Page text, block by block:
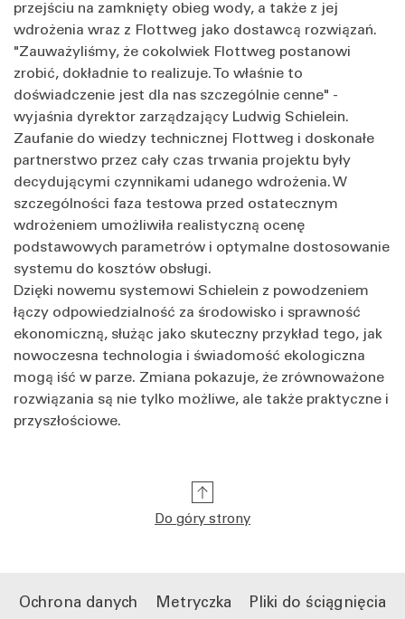
przejściu na zamknięty obieg wody, a także z jej
wdrożenia wraz z Flottweg jako dostawcą rozwiązań.
"Zauważyliśmy, że cokolwiek Flottweg postanowi
zrobić, dokładnie to realizuje. To właśnie to
doświadczenie jest dla nas szczególnie cenne" -
wyjaśnia dyrektor zarządzający Ludwig Schielein.
Zaufanie do wiedzy technicznej Flottweg i doskonałe
partnerstwo przez cały czas trwania projektu były
decydującymi czynnikami udanego wdrożenia. W
szczególności faza testowa przed ostatecznym
wdrożeniem umożliwiła realistyczną ocenę
podstawowych parametrów i optymalne dostosowanie
systemu do kosztów obsługi.
Dzięki nowemu systemowi Schielein z powodzeniem
łączy odpowiedzialność za środowisko i sprawność
ekonomiczną, służąc jako skuteczny przykład tego, jak
nowoczesna technologia i świadomość ekologiczna
mogą iść w parze. Zmiana pokazuje, że zrównoważone
rozwiązania są nie tylko możliwe, ale także praktyczne i
przyszłościowe.
Do góry strony
Ochrona danych Metryczka Pliki do ściągnięcia